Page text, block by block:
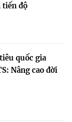
tiến độ
quốc gia
Nâng cao đời